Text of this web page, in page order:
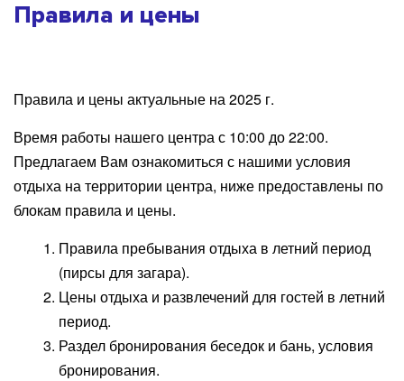
Правила и цены
Правила и цены актуальные на 2025 г.
Время работы нашего центра с 10:00 до 22:00.
Предлагаем Вам ознакомиться с нашими условия
отдыха на территории центра, ниже предоставлены по
блокам правила и цены.
Правила пребывания отдыха в летний период
(пирсы для загара).
Цены отдыха и развлечений для гостей в летний
период.
Раздел бронирования беседок и бань, условия
бронирования.